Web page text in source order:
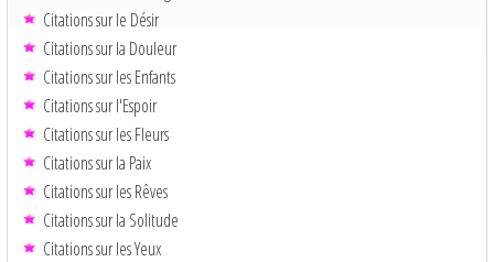
Citations sur le Désir
Citations sur la Douleur
Citations sur les Enfants
Citations sur l'Espoir
Citations sur les Fleurs
Citations sur la Paix
Citations sur les Rêves
Citations sur la Solitude
Citations sur les Yeux